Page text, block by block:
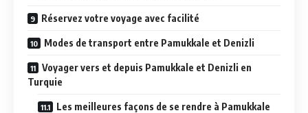
Réservez votre voyage avec facilité
Modes de transport entre Pamukkale et Denizli
Voyager vers et depuis Pamukkale et Denizli en
Turquie
Les meilleures façons de se rendre à Pamukkale